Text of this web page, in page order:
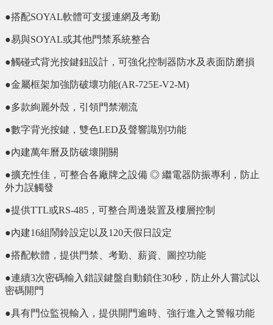
●搭配SOYAL軟體可支援連網及考勤
●易與SOYAL或其他門禁系統整合
●觸碰式背光按鍵鈕設計，可強化控制器防水及表面防磨損
●金屬框架加強防破壞功能(AR-725E-V2-M)
●多款絢麗外殼，引領門禁潮流
●數字背光按鍵，雙色LED及聲響識別功能
●內建萬年曆及防破壞開關
●擴充性佳，可整合各廠牌之設備 ◎ 繼電器防振專利，防止
外力誤觸發
●提供TTL或RS-485，可整合周邊裝置及樓層控制
●內建16組鬧鈴設定以及120天假日設定
●搭配軟體，提供門禁、考勤、薪資、圖控功能
●連續3次密碼輸入錯誤鍵盤自動鎖住30秒，防止外人嘗試以
密碼開門
●具有門位監視輸入，提供開門逾時、強行進入之警報功能